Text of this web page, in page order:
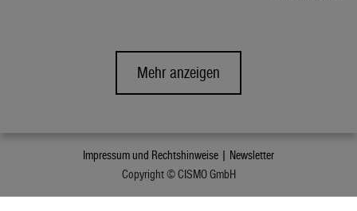
Mehr anzeigen
Impressum und Rechtshinweise | Newsletter
Copyright © CISMO GmbH